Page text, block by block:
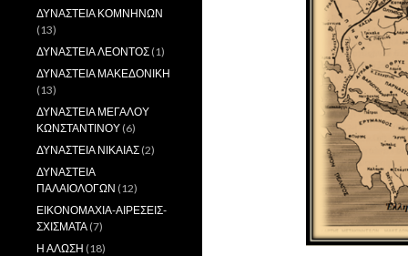
ΔΥΝΑΣΤΕΙΑ ΚΟΜΝΗΝΩΝ
(13)
ΔΥΝΑΣΤΕΙΑ ΛΕΟΝΤΟΣ (1)
ΔΥΝΑΣΤΕΙΑ ΜΑΚΕΔΟΝΙΚΗ
(13)
ΔΥΝΑΣΤΕΙΑ ΜΕΓΑΛΟΥ
ΚΩΝΣΤΑΝΤΙΝΟΥ (6)
ΔΥΝΑΣΤΕΙΑ ΝΙΚΑΙΑΣ (2)
ΔΥΝΑΣΤΕΙΑ
ΠΑΛΑΙΟΛΟΓΩΝ (12)
ΕΙΚΟΝΟΜΑΧΙΑ-ΑΙΡΕΣΕΙΣ-
ΣΧΙΣΜΑΤΑ (7)
Η ΑΛΩΣΗ (18)